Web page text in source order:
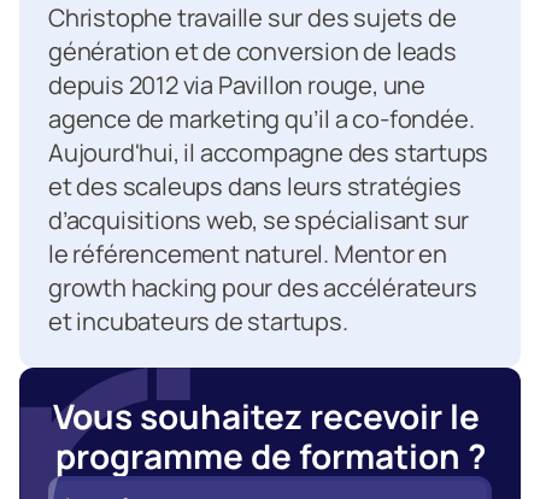
Christophe travaille sur des sujets de
génération et de conversion de leads
depuis 2012 via Pavillon rouge, une
agence de marketing qu’il a co-fondée.
Aujourd'hui, il accompagne des startups
et des scaleups dans leurs stratégies
d’acquisitions web, se spécialisant sur
le référencement naturel. Mentor en
growth hacking pour des accélérateurs
et incubateurs de startups.
Vous souhaitez recevoir le
programme de formation ?